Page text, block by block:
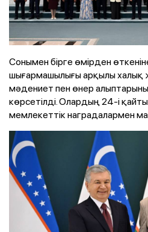
Сонымен бірге өмірден
шығармашылығы арқылы халық
мәдениет пен өнер
көрсетілді. Олардың 24-і
мемлекеттік наградалармен